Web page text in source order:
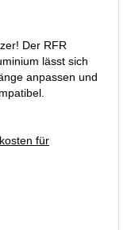
Der RFR
lässt sich
anpassen und
für